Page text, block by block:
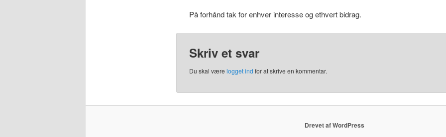
På forhånd tak for enhver interesse og ethvert bidrag.
Skriv et svar
Du skal være logget ind for at skrive en kommentar.
Drevet af WordPress